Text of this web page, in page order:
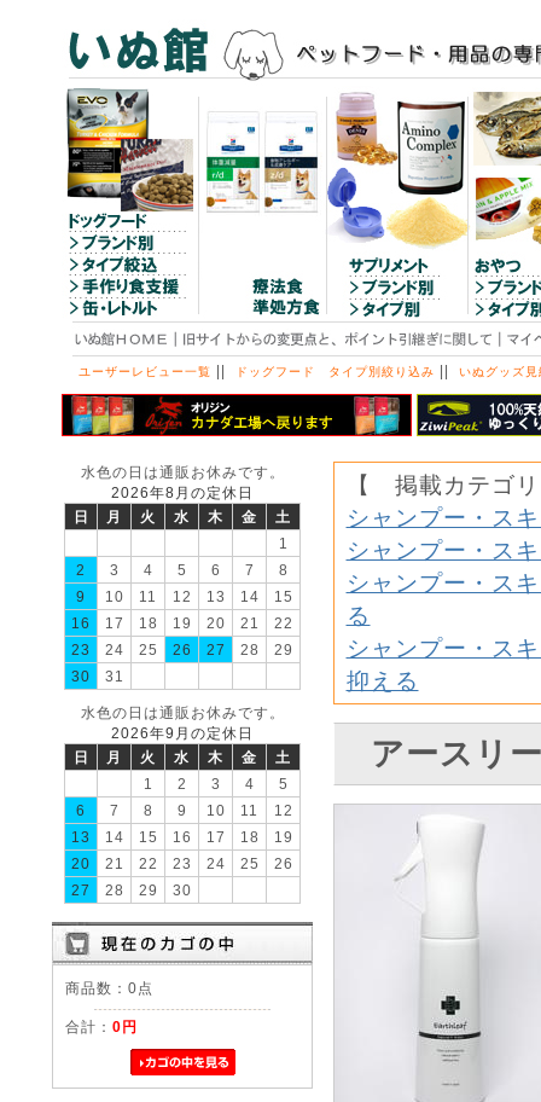
ユーザーレビュー一覧 || ドッグフード タイプ別絞り込み || いぬグッズ見
水色の日は通販お休みです。
2026年8月の定休日
日
月 火 水 木 金
土
1
2
3 4 5 6 7
8
9
10 11 12 13 14
15
16
17 18 19 20 21
22
23
24 25 26 27 28
29
30
31
水色の日は通販お休みです。
2026年9月の定休日
日
月 火 水 木 金
土
1
2 3 4
5
6
7 8 9 10 11
12
13
14 15 16 17 18
19
20
21 22 23 24 25
26
27
28 29 30
商品数：0点
合計： 0円
【 掲載カテゴ
シャンプー・ス
シャンプー・ス
シャンプー・ス
る
シャンプー・ス
抑える
アースリ